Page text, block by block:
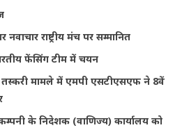
राष्ट्रीय मंच पर सम्मानित
फेंसिंग टीम में चयन
मामले में एमपी एसटीएसएफ ने 8वें
के निदेशक (वाणिज्य) कार्यालय को